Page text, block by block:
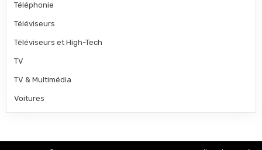
Téléphonie
Téléviseurs
Téléviseurs et High-Tech
TV
TV & Multimédia
Voitures